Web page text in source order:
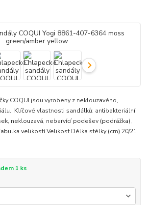
COQUI jsou vyrobeny z neklouzavého,
Klíčové vlastnosti sandálků: antibakteriální
neklouzavá, nebarvící podešev (podrážka),
velikostí Velikost Délka stélky (cm) 20/21
1 ks